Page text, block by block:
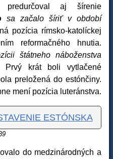
predurčoval aj šírenie
sa začalo šíriť v období
pozícia rímsko-katolíckej
reformačného hnutia.
štátneho náboženstva
Prvý krát boli vytlačené
preložená do estónčiny.
mení pozícia luteránstva.
ESTÓNSKA
do medzinárodných a